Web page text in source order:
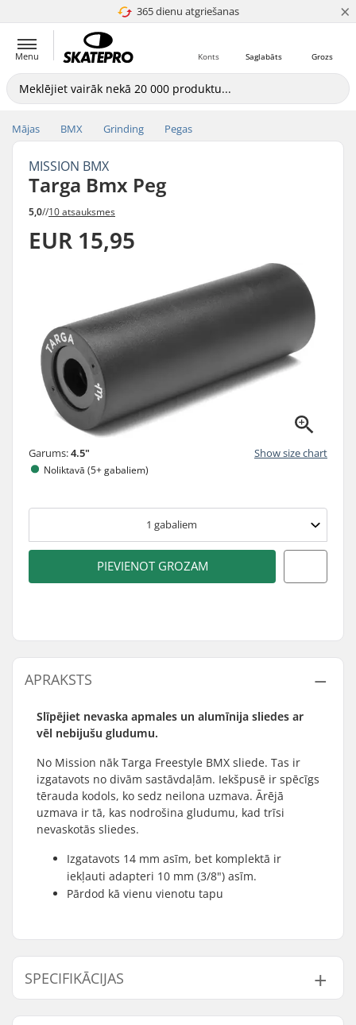
365 dienu atgriešanas
4.8 no 5 ×
Menu Grozs
Saglabāts
Konts
Mājas BMX Grinding Pegas
MISSION BMX
Targa Bmx Peg
5,0//10 atsauksmes
EUR 15,95
Garums:4.5" Show size chart
Noliktavā (5+ gabaliem)
1 gabaliem
PIEVIENOT GROZAM
APRAKSTS
Slīpējiet nevaska apmales un alumīnija sliedes ar
vēl nebijušu gludumu.
No Mission nāk Targa Freestyle BMX sliede. Tas ir
izgatavots no divām sastāvdaļām. Iekšpusē ir spēcīgs
tērauda kodols, ko sedz neilona uzmava. Ārējā
uzmava ir tā, kas nodrošina gludumu, kad trīsi
nevaskotās sliedes.
Izgatavots 14 mm asīm, bet komplektā ir
iekļauti adapteri 10 mm (3/8") asīm.
Pārdod kā vienu vienotu tapu
SPECIFIKĀCIJAS
Ass diametrs:
10mm, 14mm